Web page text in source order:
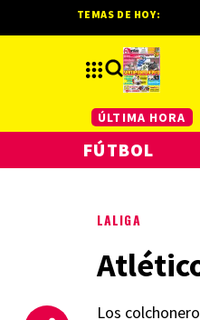
LALIGA
Los
TEMAS DE HOY:
ÚLTIMA HORA
FÚTBOL